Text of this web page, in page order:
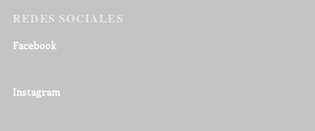
REDES SOCIALES
Facebook
Instagram